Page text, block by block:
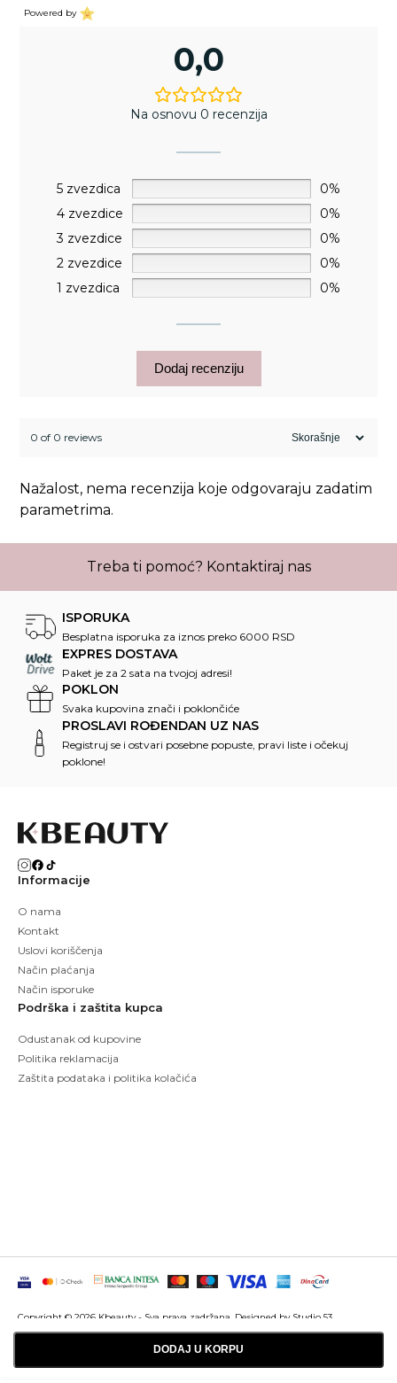
DODAJ U KORPU
Powered by
0,0
Na osnovu 0 recenzija
5 zvezdica
0%
4 zvezdice
0%
3 zvezdice
0%
2 zvezdice
0%
1 zvezdica
0%
Dodaj recenziju
0 of 0 reviews
Nažalost, nema recenzija koje odgovaraju zadatim
parametrima.
Treba ti pomoć? Kontaktiraj nas
ISPORUKA
Besplatna isporuka za iznos preko 6000 RSD
EXPRES DOSTAVA
Paket je za 2 sata na tvojoj adresi!
POKLON
Svaka kupovina znači i poklončiće
PROSLAVI ROĐENDAN UZ NAS
Registruj se i ostvari posebne popuste, pravi liste i očekuj
poklone!
Informacije
O nama
Kontakt
Uslovi koriščenja
Način plaćanja
Način isporuke
Podrška i zaštita kupca
Odustanak od kupovine
Politika reklamacija
Zaštita podataka i politika kolačića
Copyright © 2026 Kbeauty - Sva prava zadržana. Designed by Studio 53
Maintenanced by
Izrada sajtova SEO optimizacija